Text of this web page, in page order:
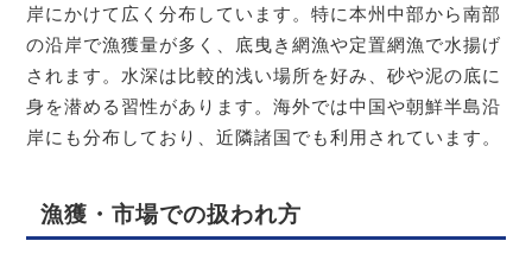
岸にかけて広く分布しています。特に本州中部から南部
の沿岸で漁獲量が多く、底曳き網漁や定置網漁で水揚げ
されます。水深は比較的浅い場所を好み、砂や泥の底に
身を潜める習性があります。海外では中国や朝鮮半島沿
岸にも分布しており、近隣諸国でも利用されています。
漁獲・市場での扱われ方